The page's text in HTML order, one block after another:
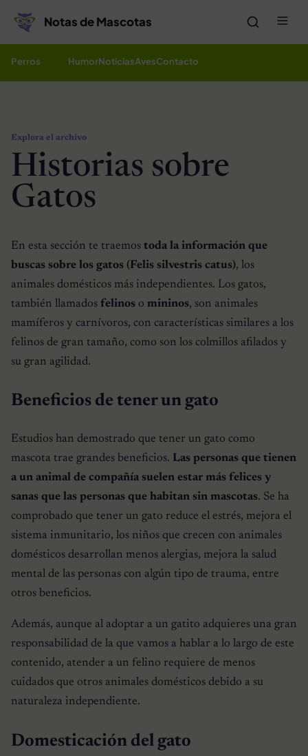
Notas de Mascotas
Perros HumorNoticiasAvesContacto
Explora el archivo
Historias sobre
Gatos
En esta sección te traemos toda la información que
buscas sobre los gatos (Felis silvestris catus), los
animales domésticos más independientes. Los gatos,
también llamados felinos o mininos, son animales
mamíferos y carnívoros, con características similares a los
felinos de gran tamaño, como son los colmillos afilados y
su gran agilidad.
Beneficios de tener un gato
Estudios han demostrado que tener un gato como
mascota trae grandes beneficios. Las personas que tienen
a un animal de compañía suelen estar más felices y
sanas que las personas que habitan sin mascotas. Se ha
comprobado que tener un gato reduce el estrés, mejora el
sistema inmunitario, los niños que crecen con animales
domésticos desarrollan menos alergias, mejora la salud
mental de las personas con algún tipo de trauma, entre
otros beneficios.
Además, aunque al adoptar a un gatito adquieres una gran
responsabilidad de la que vamos a hablar a lo largo de este
contenido, atender a un felino requiere de menos
cuidados que otros animales domésticos debido a su
naturaleza independiente.
Domesticación del gato